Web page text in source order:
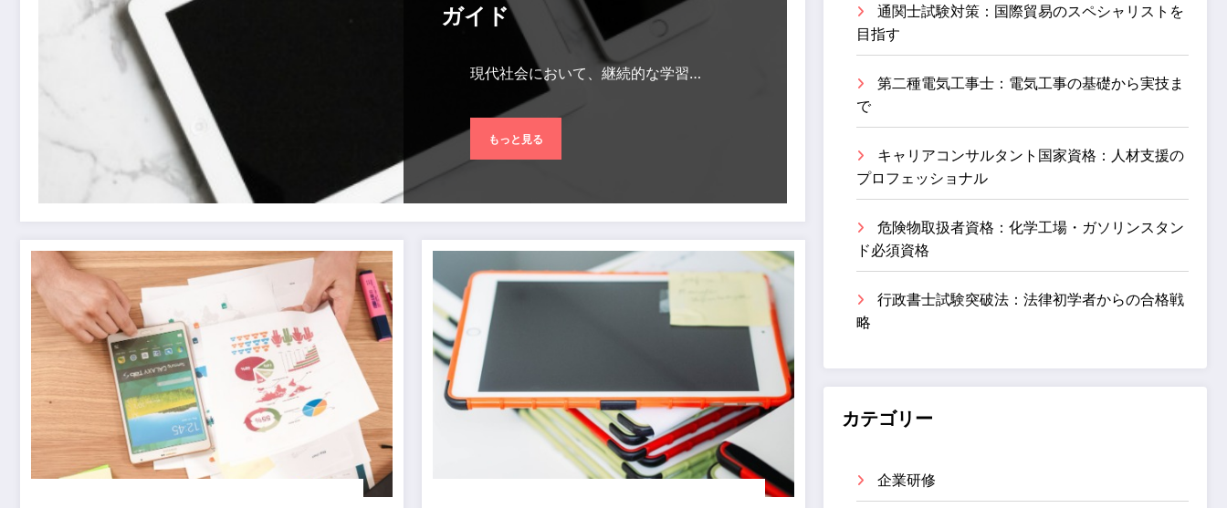
ガイド
現代社会において、継続的な学習…
もっと見る
通関士試験対策：国際貿易のスペシャリストを
目指す
第二種電気工事士：電気工事の基礎から実技ま
で
キャリアコンサルタント国家資格：人材支援の
プロフェッショナル
危険物取扱者資格：化学工場・ガソリンスタン
ド必須資格
行政書士試験突破法：法律初学者からの合格戦
略
カテゴリー
企業研修